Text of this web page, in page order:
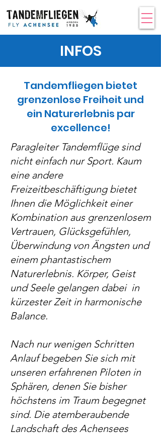
INFOS
Tandemfliegen bietet
grenzenlose Freiheit und
ein Naturerlebnis par
excellence!
Paragleiter Tandemflüge sind
nicht einfach nur Sport. Kaum
eine andere
Freizeitbeschäftigung bietet
Ihnen die Möglichkeit einer
Kombination aus grenzenlosem
Vertrauen, Glücksgefühlen,
Überwindung von Ängsten und
einem phantastischem
Naturerlebnis. Körper, Geist
und Seele gelangen dabei in
kürzester Zeit in harmonische
Balance.
Nach nur wenigen Schritten
Anlauf begeben Sie sich mit
unseren erfahrenen Piloten in
Sphären, denen Sie bisher
höchstens im Traum begegnet
sind. Die atemberaubende
Landschaft des Achensees